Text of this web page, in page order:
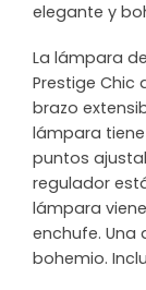
elegante y
La lámpara
Prestige Chic
brazo
lámpara
puntos
regulador
lámpara
enchufe. Una
bohemio.